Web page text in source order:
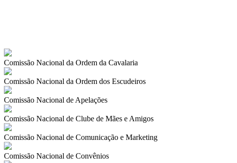
Comissão Nacional da Ordem da Cavalaria
Comissão Nacional da Ordem dos Escudeiros
Comissão Nacional de Apelações
Comissão Nacional de Clube de Mães e Amigos
Comissão Nacional de Comunicação e Marketing
Comissão Nacional de Convênios